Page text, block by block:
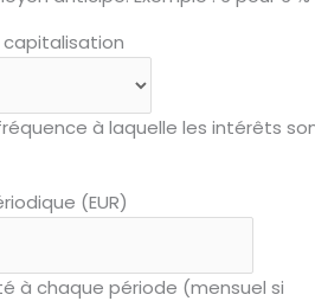
à laquelle les intérêts
(EUR)
à chaque période (mensuel si